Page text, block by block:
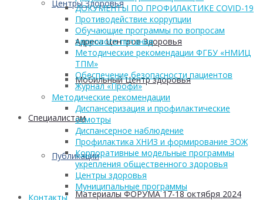
Центры Здоровья
Адреса Центров Здоровья
Мобильный Центр здоровья
Cпециалистам
Публикации
Материалы ФОРУМА 17-18 октября 2024
ДОКУМЕНТЫ ПО ПРОФИЛАКТИКЕ COVID-19
Противодействие коррупции
Обучающие программы по вопросам
здорового питания
Методические рекомендации ФГБУ «НМИЦ
ТПМ»
Обеспечение безопасности пациентов
Журнал «Профи»
Методические рекомендации
Диспансеризация и профилактические
осмотры
Диспансерное наблюдение
Профилактика ХНИЗ и формирование ЗОЖ
Корпоративные модельные программы
укрепления общественного здоровья
Центры здоровья
Муниципальные программы
Контакты